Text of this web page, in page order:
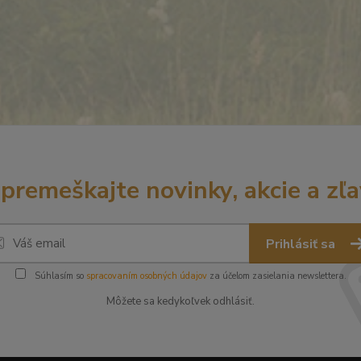
novinky, akcie a
Prihlásiť sa
Súhlasím so spracovaním osobných údajovza účelom zasielania newslettera.
Môžete sa kedykoľvek odhlásiť.